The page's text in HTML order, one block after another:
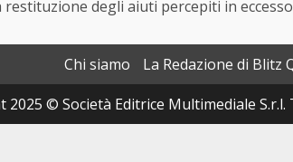
degli aiuti percepiti in
Chi siamo La Redazione di Blitz
2025 © Società Editrice Multimediale